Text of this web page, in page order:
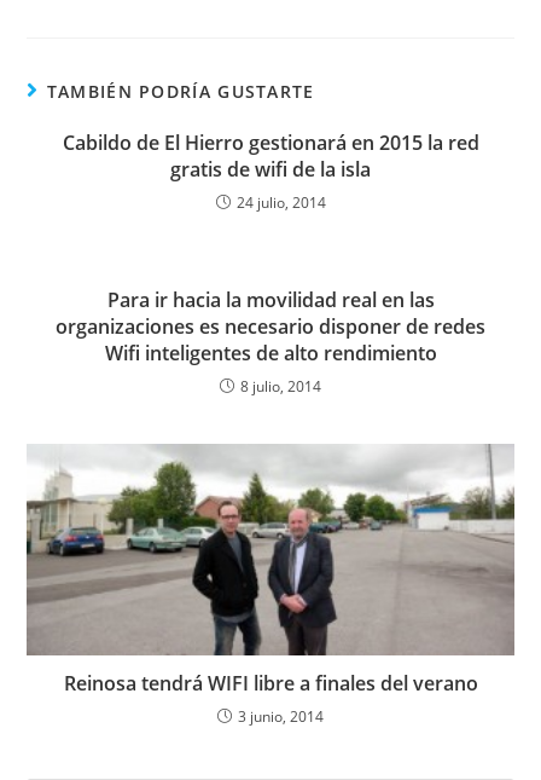
TAMBIÉN PODRÍA GUSTARTE
Cabildo de El Hierro gestionará en 2015 la red
gratis de wifi de la isla
24 julio, 2014
Para ir hacia la movilidad real en las
organizaciones es necesario disponer de redes
Wifi inteligentes de alto rendimiento
8 julio, 2014
Reinosa tendrá WIFI libre a finales del verano
3 junio, 2014